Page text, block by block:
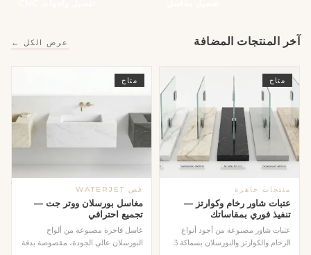
آخر المنتجات المضافة عرض الكل ←
متاح
منتجات جاهزة
عتبات شاور رخام وكوارتز —
تنفيذ فوري بمقاساتك
عتبات شاور مصنوعة من أجود أنواع
الرخام والكوارتز والبورسلان بسماكة 3
متاح
قص WATERJET
مغاسل بورسلان ووتر جت —
تجميع احترافي
غاسل فاخرة مصنوعة من ألواح
البورسلان عالي الجودة، مقصوصة بدقة